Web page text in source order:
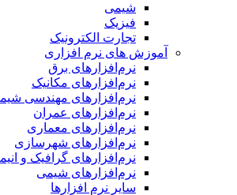
شیمی
فیزیک
تجارت الکترونیک
آموزش های نرم افزاری
نرم‌افزارهای برق
نرم‌افزارهای مکانیک
نرم‌افزارهای مهندسی شیمی
نرم‌افزارهای عمران
نرم‌افزارهای معماری
نرم‌افزارهای شهرسازی
نرم‌افزارهای گرافیک و انیمیشن
نرم‌افزارهای شیمی
سایر نرم افزارها